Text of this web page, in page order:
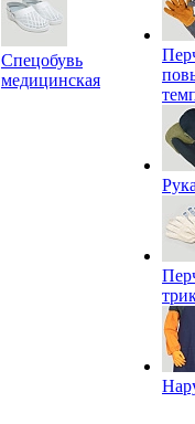
Спецобувь
медицинская